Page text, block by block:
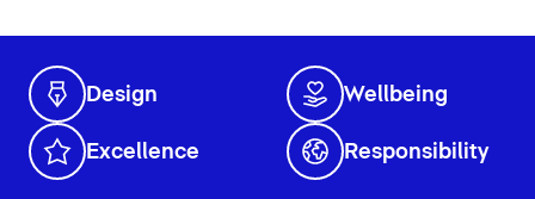
Design Wellbeing
Excellence Responsibility